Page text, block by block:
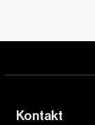
Kontakt